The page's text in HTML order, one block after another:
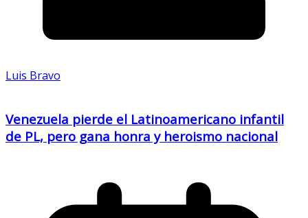
Luis Bravo
Venezuela pierde el Latinoamericano infantil
de PL, pero gana honra y heroismo nacional